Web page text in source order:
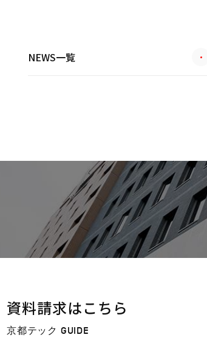
NEWS一覧
資料請求はこちら
京都テック GUIDE